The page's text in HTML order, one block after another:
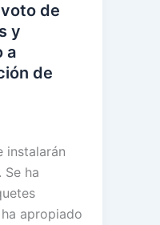
de
y
a
de
instalarán
Se ha
apropiado